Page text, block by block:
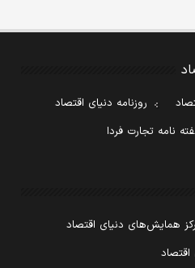
روزنامه دنیای اقتصاد
نامه تجارت فردا
همایش‌های دنیای اقتصاد